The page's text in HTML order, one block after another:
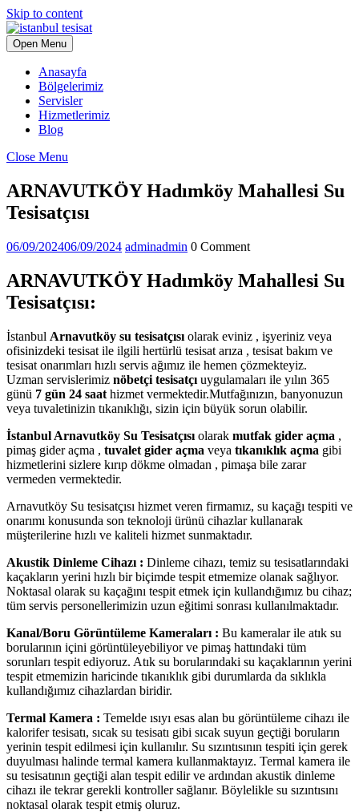
Skip to content
Open Menu
Anasayfa
Bölgelerimiz
Servisler
Hizmetlerimiz
Blog
Close Menu
ARNAVUTKÖY Hadımköy Mahallesi Su
Tesisatçısı
06/09/202406/09/2024 adminadmin 0 Comment
ARNAVUTKÖY Hadımköy Mahallesi Su
Tesisatçısı:
İstanbul Arnavutköy su tesisatçısı olarak eviniz , işyeriniz veya
ofisinizdeki tesisat ile ilgili hertürlü tesisat arıza , tesisat bakım ve
tesisat onarımları hızlı servis ağımız ile hemen çözmekteyiz.
Uzman servislerimiz nöbetçi tesisatçı uygulamaları ile yılın 365
günü 7 gün 24 saat hizmet vermektedir.Mutfağınızın, banyonuzun
veya tuvaletinizin tıkanıklığı, sizin için büyük sorun olabilir.
İstanbul Arnavutköy Su Tesisatçısı olarak mutfak gider açma ,
pimaş gider açma , tuvalet gider açma veya tıkanıklık açma gibi
hizmetlerini sizlere kırıp dökme olmadan , pimaşa bile zarar
vermeden vermektedir.
Arnavutköy Su tesisatçısı hizmet veren firmamız, su kaçağı tespiti ve
onarımı konusunda son teknoloji ürünü cihazlar kullanarak
müşterilerine hızlı ve kaliteli hizmet sunmaktadır.
Akustik Dinleme Cihazı : Dinleme cihazı, temiz su tesisatlarındaki
kaçakların yerini hızlı bir biçimde tespit etmemize olanak sağlıyor.
Noktasal olarak su kaçağını tespit etmek için kullandığımız bu cihaz;
tüm servis personellerimizin uzun eğitimi sonrası kullanılmaktadır.
Kanal/Boru Görüntüleme Kameraları : Bu kameralar ile atık su
borularının içini görüntüleyebiliyor ve pimaş hattındaki tüm
sorunları tespit ediyoruz. Atık su borularındaki su kaçaklarının yerini
tespit etmemizin haricinde tıkanıklık gibi durumlarda da sıklıkla
kullandığımız cihazlardan biridir.
Termal Kamera : Temelde ısıyı esas alan bu görüntüleme cihazı ile
kalorifer tesisatı, sıcak su tesisatı gibi sıcak suyun geçtiği boruların
yerinin tespit edilmesi için kullanılır. Su sızıntısının tespiti için gerek
duyulması halinde termal kamera kullanmaktayız. Termal kamera ile
su tesisatının geçtiği alan tespit edilir ve ardından akustik dinleme
cihazı ile tekrar gerekli kontroller sağlanır. Böylelikle su sızıntısını
noktasal olarak tespit etmiş oluruz.